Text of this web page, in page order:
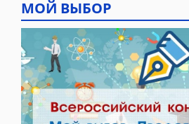
МОЙ ВЫБОР